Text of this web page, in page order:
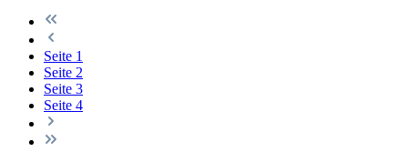
Seite 1
Seite 2
Seite 3
Seite 4